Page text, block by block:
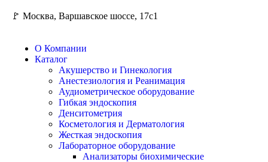
🚩 Москва, Варшавское шоссе, 17с1
О Компании
Каталог
Акушерство и Гинекология
Анестезиология и Реанимация
Аудиометрическое оборудование
Гибкая эндоскопия
Денситометрия
Косметология и Дерматология
Жесткая эндоскопия
Лабораторное оборудование
Анализаторы биохимические